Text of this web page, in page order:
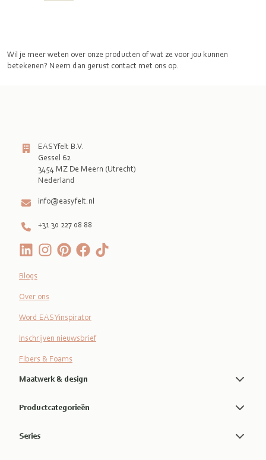
Wil je meer weten over onze producten of wat ze voor jou kunnen
betekenen? Neem dan gerust contact met ons op.
EASYfelt B.V.
Gessel 62
3454 MZ De Meern (Utrecht)
Nederland
info@easyfelt.nl
+31 30 227 08 88
Blogs
Over ons
Word EASYinspirator
Inschrijven nieuwsbrief
Fibers & Foams
Maatwerk & design
Productcategorieën
Series